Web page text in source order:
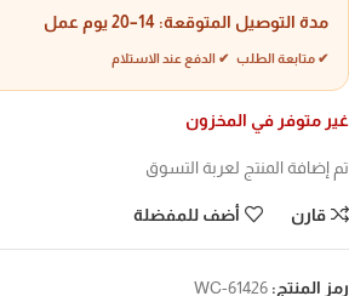
مدة التوصيل المتوقعة: 14–20 يوم عمل
✔ متابعة الطلب ✔ الدفع عند الاستلام
غير متوفر في المخزون
تم إضافة المنتج لعربة التسوق
قارن أضف للمفضلة
رمز المنتج: WC-61426